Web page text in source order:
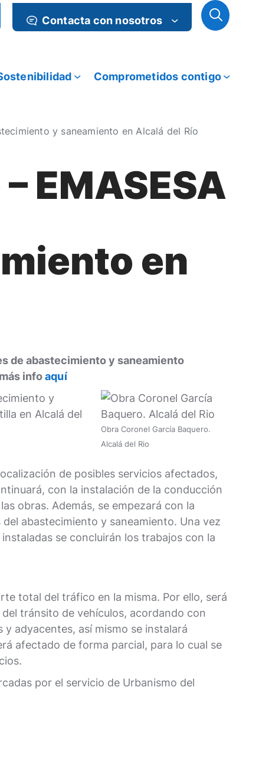
Contacta con nosotros
Comprometidos contigo
y saneamiento en Alcalá del Río
EMASESA
en
de abastecimiento y saneamiento
infoaquí
Obra Coronel García Baquero.
Alcalá del Rio
y
en Alcalá del
de posibles servicios afectados,
con la instalación de la conducción
obras. Además, se empezará con la
abastecimiento y saneamiento. Una vez
se concluirán los trabajos con la
total del tráfico en la misma. Por ello, será
tránsito de vehículos, acordando con
adyacentes, así mismo se instalará
afectado de forma parcial, para lo cual se
por el servicio de Urbanismo del